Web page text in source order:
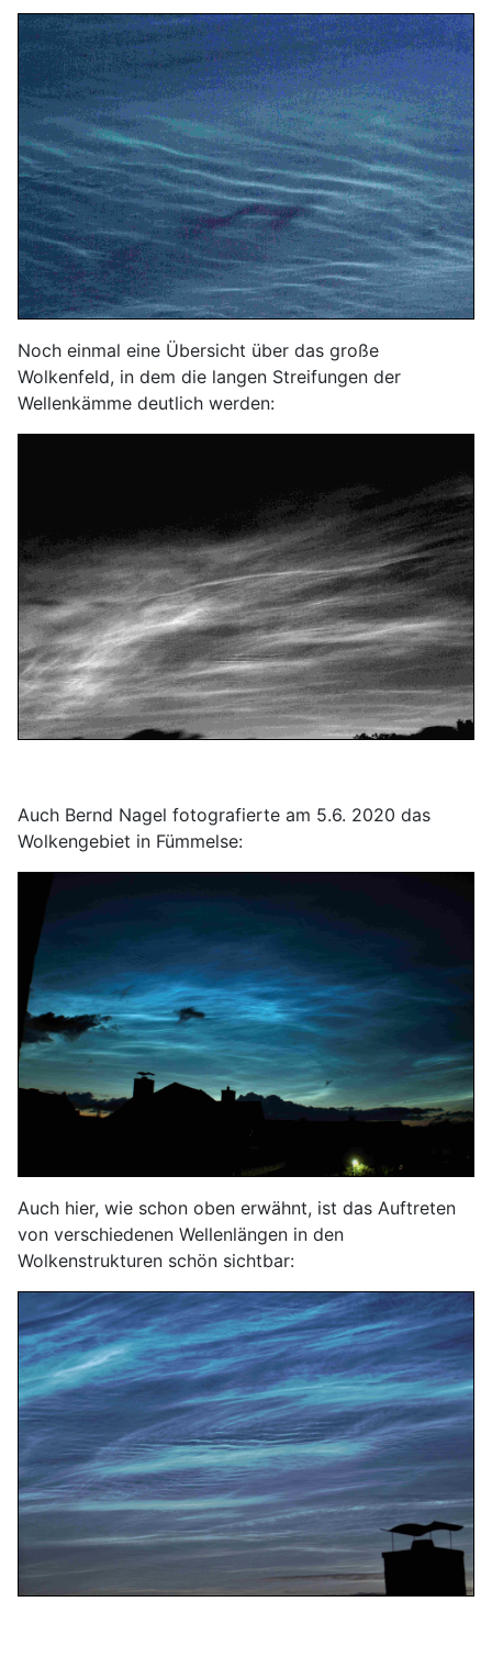
Noch einmal eine Übersicht über das große
Wolkenfeld, in dem die langen Streifungen der
Wellenkämme deutlich werden:
Auch Bernd Nagel fotografierte am 5.6. 2020 das
Wolkengebiet in Fümmelse:
Auch hier, wie schon oben erwähnt, ist das Auftreten
von verschiedenen Wellenlängen in den
Wolkenstrukturen schön sichtbar: